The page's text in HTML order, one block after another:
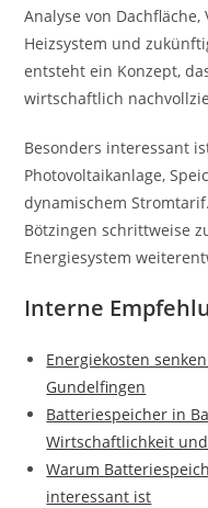
Analyse von
Heizsystem und
entsteht ein Konzept,
wirtschaftlich
Besonders interessant
Photovoltaikanlage,
dynamischem
Bötzingen schrittweise
Energiesystem
Interne
Energiekosten
Gundelfingen
Batteriespeicher in
Wirtschaftlichkeit
Warum
interessant ist